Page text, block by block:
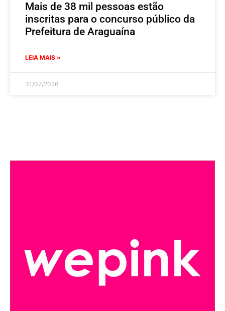
Mais de 38 mil pessoas estão
inscritas para o concurso público da
Prefeitura de Araguaína
LEIA MAIS »
31/07/2026